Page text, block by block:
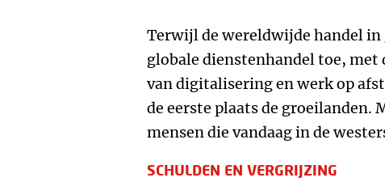
Terwijl de wereldwijde handel
globale dienstenhandel toe, met
van digitalisering en werk op
de eerste plaats de groeilanden.
mensen die vandaag in de
SCHULDEN EN VERGRIJZING